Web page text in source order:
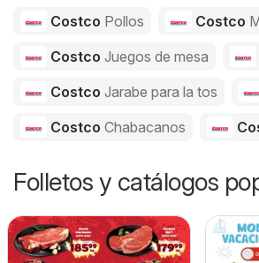
Costco Pollos Costco
Costco Juegos de mesa
Costco Jarabe para la tos
Costco Chabacanos
Folletos y catálogos